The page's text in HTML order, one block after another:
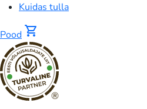
Kuidas tulla
Pood shopping_cart
®